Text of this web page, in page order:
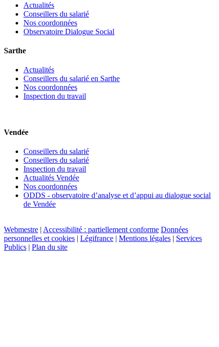
Actualités
Conseillers du salarié
Nos coordonnées
Observatoire Dialogue Social
Sarthe
Actualités
Conseillers du salarié en Sarthe
Nos coordonnées
Inspection du travail
Vendée
Conseillers du salarié
Conseillers du salarié
Inspection du travail
Actualités Vendée
Nos coordonnées
ODDS - observatoire d’analyse et d’appui au dialogue social
de Vendée
Webmestre | Accessibilité : partiellement conforme Données
personnelles et cookies | Légifrance | Mentions légales | Services
Publics | Plan du site